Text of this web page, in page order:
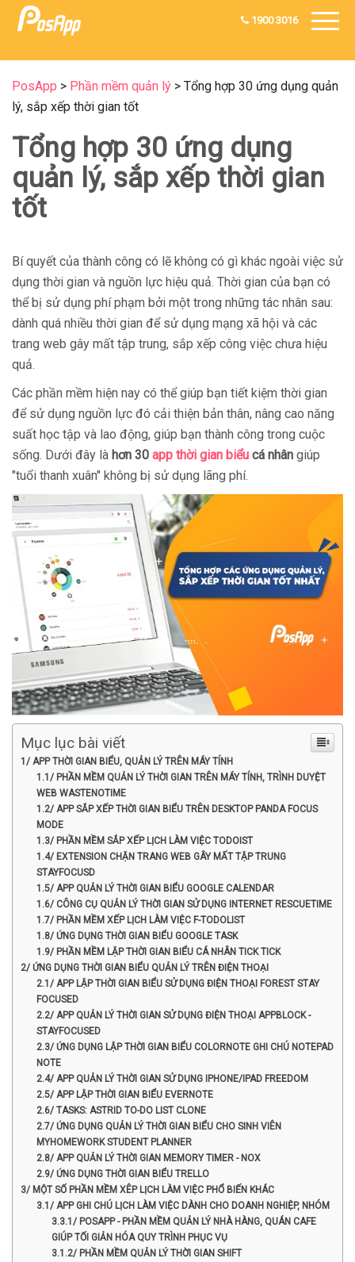
1900 3016
PosApp > Phần mềm quản lý > Tổng hợp 30 ứng dụng quản
lý, sắp xếp thời gian tốt
Tổng hợp 30 ứng dụng
quản lý, sắp xếp thời gian
tốt
Bí quyết của thành công có lẽ không có gì khác ngoài việc sử
dụng thời gian và nguồn lực hiệu quả. Thời gian của bạn có
thể bị sử dụng phí phạm bởi một trong những tác nhân sau:
dành quá nhiều thời gian để sử dụng mạng xã hội và các
trang web gây mất tập trung, sắp xếp công việc chưa hiệu
quả.
Các phần mềm hiện nay có thể giúp bạn tiết kiệm thời gian
để sử dụng nguồn lực đó cải thiện bản thân, nâng cao năng
suất học tập và lao động, giúp bạn thành công trong cuộc
sống. Dưới đây là hơn 30 app thời gian biểu cá nhân giúp
"tuổi thanh xuân" không bị sử dụng lãng phí.
Mục lục bài viết
1/ APP THỜI GIAN BIỂU, QUẢN LÝ TRÊN MÁY TÍNH
1.1/ PHẦN MỀM QUẢN LÝ THỜI GIAN TRÊN MÁY TÍNH, TRÌNH DUYỆT
WEB WASTENOTIME
1.2/ APP SẮP XẾP THỜI GIAN BIỂU TRÊN DESKTOP PANDA FOCUS
MODE
1.3/ PHẦN MỀM SẮP XẾP LỊCH LÀM VIỆC TODOIST
1.4/ EXTENSION CHẶN TRANG WEB GÂY MẤT TẬP TRUNG
STAYFOCUSD
1.5/ APP QUẢN LÝ THỜI GIAN BIỂU GOOGLE CALENDAR
1.6/ CÔNG CỤ QUẢN LÝ THỜI GIAN SỬ DỤNG INTERNET RESCUETIME
1.7/ PHẦN MỀM XẾP LỊCH LÀM VIỆC F-TODOLIST
1.8/ ỨNG DỤNG THỜI GIAN BIỂU GOOGLE TASK
1.9/ PHẦN MỀM LẬP THỜI GIAN BIỂU CÁ NHÂN TICK TICK
2/ ỨNG DỤNG THỜI GIAN BIỂU QUẢN LÝ TRÊN ĐIỆN THOẠI
2.1/ APP LẬP THỜI GIAN BIỂU SỬ DỤNG ĐIỆN THOẠI FOREST STAY
FOCUSED
2.2/ APP QUẢN LÝ THỜI GIAN SỬ DỤNG ĐIỆN THOẠI APPBLOCK -
STAYFOCUSED
2.3/ ỨNG DỤNG LẬP THỜI GIAN BIỂU COLORNOTE GHI CHÚ NOTEPAD
NOTE
2.4/ APP QUẢN LÝ THỜI GIAN SỬ DỤNG IPHONE/IPAD FREEDOM
2.5/ APP LẬP THỜI GIAN BIỂU EVERNOTE
2.6/ TASKS: ASTRID TO-DO LIST CLONE
2.7/ ỨNG DỤNG QUẢN LÝ THỜI GIAN BIỂU CHO SINH VIÊN
MYHOMEWORK STUDENT PLANNER
2.8/ APP QUẢN LÝ THỜI GIAN MEMORY TIMER - NOX
2.9/ ỨNG DỤNG THỜI GIAN BIỂU TRELLO
3/ MỘT SỐ PHẦN MỀM XÊP LỊCH LÀM VIỆC PHỔ BIẾN KHÁC
3.1/ APP GHI CHÚ LỊCH LÀM VIỆC DÀNH CHO DOANH NGHIỆP, NHÓM
3.3.1/ POSAPP - PHẦN MỀM QUẢN LÝ NHÀ HÀNG, QUÁN CAFE
GIÚP TỐI GIẢN HÓA QUY TRÌNH PHỤC VỤ
3.1.2/ PHẦN MỀM QUẢN LÝ THỜI GIAN SHIFT